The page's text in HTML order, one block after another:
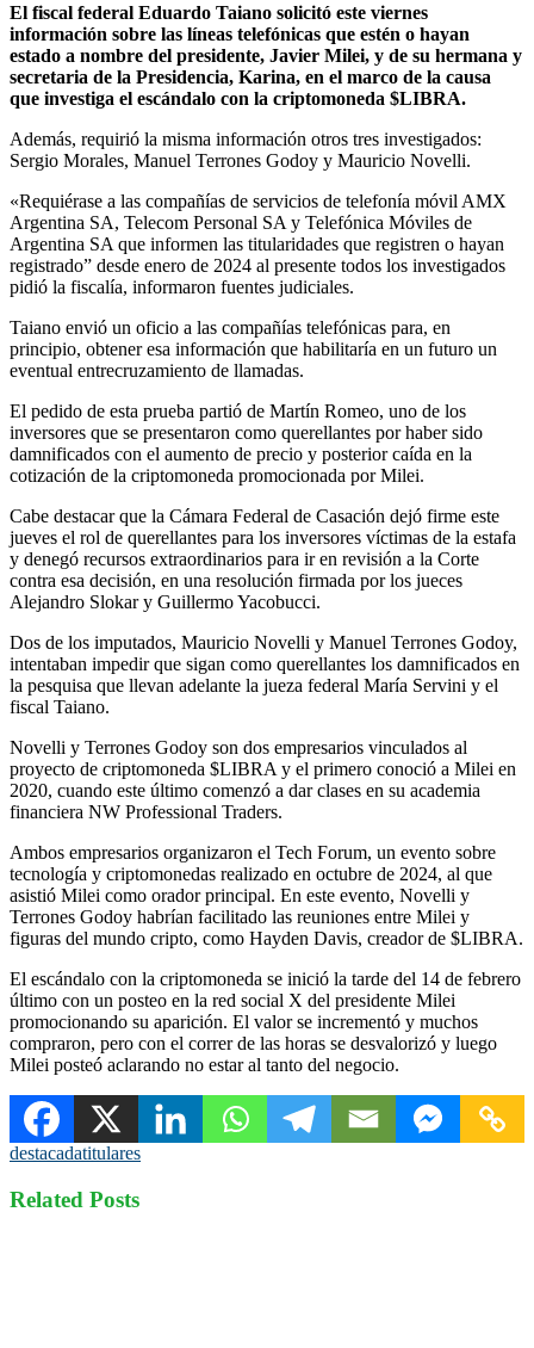
El fiscal federal Eduardo Taiano solicitó este viernes
información sobre las líneas telefónicas que estén o hayan
estado a nombre del presidente, Javier Milei, y de su hermana y
secretaria de la Presidencia, Karina, en el marco de la causa
que investiga el escándalo con la criptomoneda $LIBRA.
Además, requirió la misma información otros tres investigados:
Sergio Morales, Manuel Terrones Godoy y Mauricio Novelli.
«Requiérase a las compañías de servicios de telefonía móvil AMX
Argentina SA, Telecom Personal SA y Telefónica Móviles de
Argentina SA que informen las titularidades que registren o hayan
registrado” desde enero de 2024 al presente todos los investigados
pidió la fiscalía, informaron fuentes judiciales.
Taiano envió un oficio a las compañías telefónicas para, en
principio, obtener esa información que habilitaría en un futuro un
eventual entrecruzamiento de llamadas.
El pedido de esta prueba partió de Martín Romeo, uno de los
inversores que se presentaron como querellantes por haber sido
damnificados con el aumento de precio y posterior caída en la
cotización de la criptomoneda promocionada por Milei.
Cabe destacar que la Cámara Federal de Casación dejó firme este
jueves el rol de querellantes para los inversores víctimas de la estafa
y denegó recursos extraordinarios para ir en revisión a la Corte
contra esa decisión, en una resolución firmada por los jueces
Alejandro Slokar y Guillermo Yacobucci.
Dos de los imputados, Mauricio Novelli y Manuel Terrones Godoy,
intentaban impedir que sigan como querellantes los damnificados en
la pesquisa que llevan adelante la jueza federal María Servini y el
fiscal Taiano.
Novelli y Terrones Godoy son dos empresarios vinculados al
proyecto de criptomoneda $LIBRA y el primero conoció a Milei en
2020, cuando este último comenzó a dar clases en su academia
financiera NW Professional Traders.
Ambos empresarios organizaron el Tech Forum, un evento sobre
tecnología y criptomonedas realizado en octubre de 2024, al que
asistió Milei como orador principal. En este evento, Novelli y
Terrones Godoy habrían facilitado las reuniones entre Milei y
figuras del mundo cripto, como Hayden Davis, creador de $LIBRA.
El escándalo con la criptomoneda se inició la tarde del 14 de febrero
último con un posteo en la red social X del presidente Milei
promocionando su aparición. El valor se incrementó y muchos
compraron, pero con el correr de las horas se desvalorizó y luego
Milei posteó aclarando no estar al tanto del negocio.
destacadatitulares
Related Posts